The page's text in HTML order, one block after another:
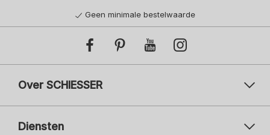
Geen minimale bestelwaarde
Over SCHIESSER
Diensten